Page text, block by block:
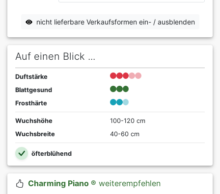
nicht lieferbare Verkaufsformen ein- / ausblenden
Auf einen Blick ...
Duftstärke
Blattgesund
Frosthärte
Wuchshöhe
100-120 cm
Wuchsbreite
40-60 cm
öfterblühend
Charming Piano ® weiterempfehlen